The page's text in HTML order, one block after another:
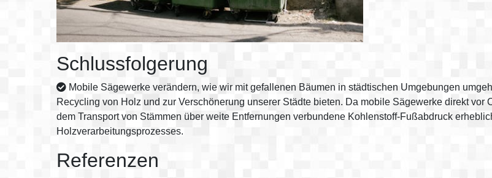
Schlussfolgerung
Mobile Sägewerke verändern, wie wir mit gefallenen Bäumen in städtischen Umgebungen
Recycling von Holz und zur Verschönerung unserer Städte bieten. Da mobile Sägewerke direkt
dem Transport von Stämmen über weite Entfernungen verbundene Kohlenstoff-Fußabdruck
Holzverarbeitungsprozesses.
Referenzen